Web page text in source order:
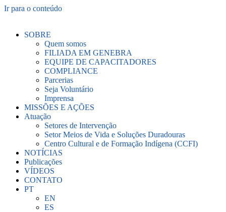
Ir para o conteúdo
SOBRE
Quem somos
FILIADA EM GENEBRA
EQUIPE DE CAPACITADORES
COMPLIANCE
Parcerias
Seja Voluntário
Imprensa
MISSÕES E AÇÕES
Atuação
Setores de Intervenção
Setor Meios de Vida e Soluções Duradouras
Centro Cultural e de Formação Indígena (CCFI)
NOTÍCIAS
Publicações
VÍDEOS
CONTATO
PT
EN
ES